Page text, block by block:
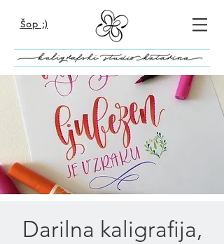
Šop ;)
Darilna kaligrafija,